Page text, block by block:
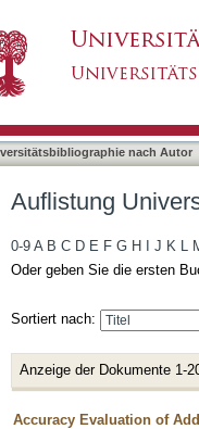
nach Autor
Auflistung
0-9 A B C D E F G H J K L
Oder geben Sie die ersten
Sortiert nach:
Anzeige der Dokumente 1-
Accuracy Evaluation of